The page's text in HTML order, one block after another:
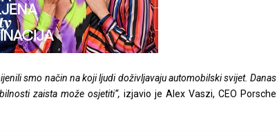
smo način na koji ljudi doživljavaju automobilski svijet. Danas
zaista može osjetiti“, izjavio je Alex Vaszi, CEO Porsche